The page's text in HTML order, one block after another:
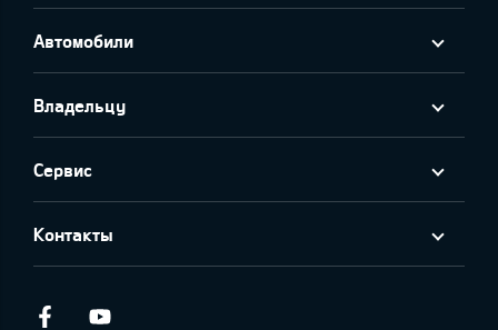
Автомобили
Владельцу
Сервис
Контакты
Facebook